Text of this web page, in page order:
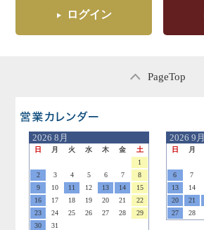
ログイン
PageTop
2026 8月
日 月 火 水 木 金
土
1
2
3 4 5 6 7
8
9
10 11 12 13 14
15
16
17 18 19 20 21
22
23
24 25 26 27 28
29
30
31
2026 9月
日 月
6
7
13
14
20
21
27
28